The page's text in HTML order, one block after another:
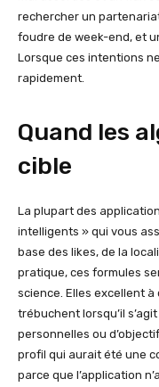
rechercher un
foudre de week-end, et
Lorsque ces intentions
rapidement.
Quand les
cible
La plupart des
intelligents » qui vous
base des likes, de la
pratique, ces formules
science. Elles excellent
trébuchent lorsqu’il
personnelles ou
profil qui aurait été une
parce que l’application